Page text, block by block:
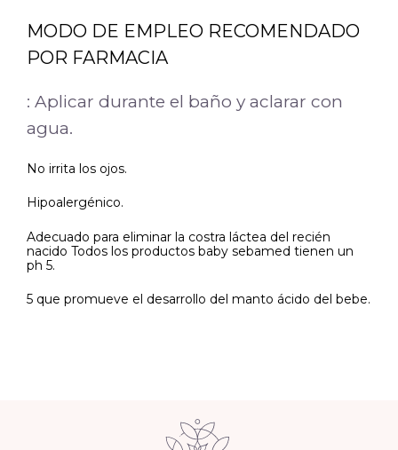
MODO DE EMPLEO RECOMENDADO
POR FARMACIA
: Aplicar durante el baño y aclarar con
agua.
No irrita los ojos.
Hipoalergénico.
Adecuado para eliminar la costra láctea del recién
nacido Todos los productos baby sebamed tienen un
ph 5.
5 que promueve el desarrollo del manto ácido del bebe.